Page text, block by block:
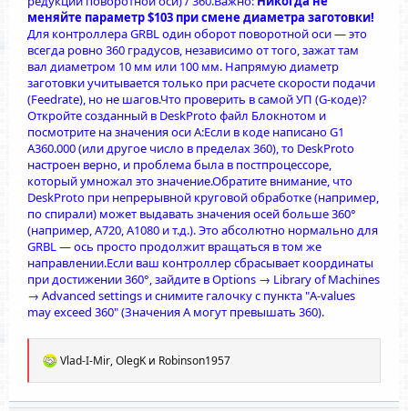
меняйте параметр $103 при смене диаметра заготовки!
Для контроллера GRBL один оборот поворотной оси — это
всегда ровно 360 градусов, независимо от того, зажат там
вал диаметром 10 мм или 100 мм. Напрямую диаметр
заготовки учитывается только при расчете скорости подачи
(Feedrate), но не шагов.Что проверить в самой УП (G-коде)?
Откройте созданный в DeskProto файл Блокнотом и
посмотрите на значения оси A:Если в коде написано G1
A360.000 (или другое число в пределах 360), то DeskProto
настроен верно, и проблема была в постпроцессоре,
который умножал это значение.Обратите внимание, что
DeskProto при непрерывной круговой обработке (например,
по спирали) может выдавать значения осей больше 360°
(например, A720, A1080 и т.д.). Это абсолютно нормально для
GRBL — ось просто продолжит вращаться в том же
направлении.Если ваш контроллер сбрасывает координаты
при достижении 360°, зайдите в Options → Library of Machines
→ Advanced settings и снимите галочку с пункта "A-values
may exceed 360" (Значения А могут превышать 360).
Р
а
к
Vlad-I-Mir,OlegKи Robinson1957